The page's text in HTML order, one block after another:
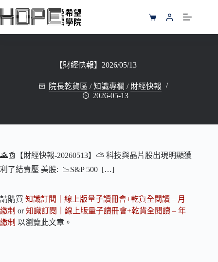
至
購
物
【財經快報】2026/05/13
院長乾貨區 /知識專欄 / 財經快報
2026-05-13
🌄📰【財經快報-20260513】⛅️ 科技與晶片股出現明顯獲
利了結賣壓 美股: 📉S&P 500 […]
請購買 知識訂閱｜線上版量子讀冊會+乾貨全閱讀 – 月
繳制 or知識訂閱｜線上版量子讀冊會+乾貨全閱讀 – 年
繳制 以瀏覽此文章。